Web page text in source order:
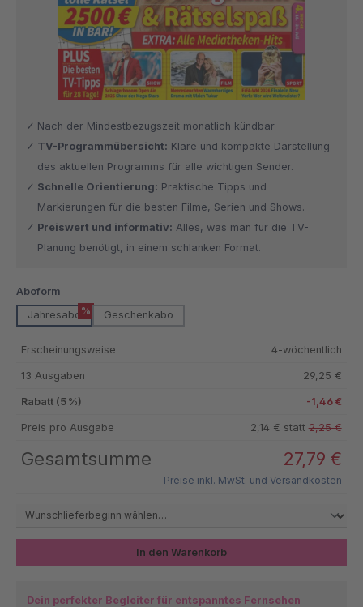
Nach der Mindestbezugszeit monatlich kündbar
TV-Programmübersicht: Klare und kompakte Darstellung
des aktuellen Programms für alle wichtigen Sender.
Schnelle Orientierung: Praktische Tipps und
Markierungen für die besten Filme, Serien und Shows.
Preiswert und informativ: Alles, was man für die TV-
Planung benötigt, in einem schlanken Format.
Aboform
Jahresabo % Geschenkabo
Erscheinungsweise 4-wöchentlich
13 Ausgaben 29,25 €
Rabatt (5 %) -1,46 €
Preis pro Ausgabe 2,14 € statt2,25 €
Gesamtsumme 27,79 €
Preise inkl. MwSt. und Versandkosten
In den Warenkorb
Dein perfekter Begleiter für entspanntes Fernsehen